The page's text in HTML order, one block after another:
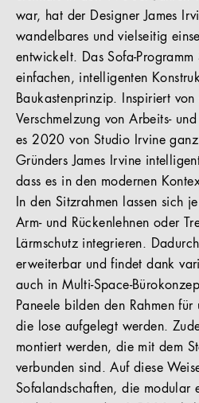
war, hat der Designer James
wandelbares und vielseitig
entwickelt. Das Sofa-
einfachen, intelligenten
Baukastenprinzip. Inspiriert von
Verschmelzung von Arbeits-
es 2020 von Studio Irvine ganz
Gründers James Irvine
dass es in den modernen
In den Sitzrahmen lassen sich
Arm- und Rückenlehnen oder
Lärmschutz integrieren.
erweiterbar und findet dank
auch in Multi-Space-
Paneele bilden den Rahmen für
die lose aufgelegt werden.
montiert werden, die mit dem
verbunden sind. Auf diese
Sofalandschaften, die modular